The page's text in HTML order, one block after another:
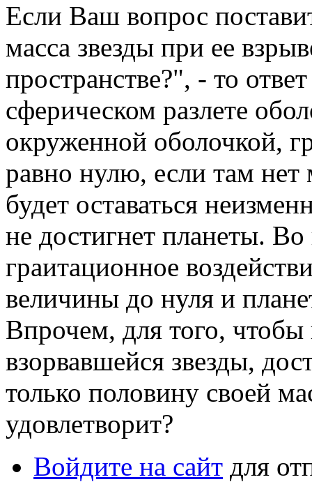
Если Ваш вопрос
масса звезды при ее
пространстве?", - то
сферическом разлете
окруженной оболочкой,
равно нулю, если там нет
будет оставаться
не достигнет планеты.
граитационное
величины до нуля и
Впрочем, для того, чтобы
взорвавшейся звезды,
только половину своей
удовлетворит?
Войдите на сайт для